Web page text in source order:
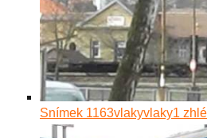
Snímek 1163vlakyvlaky1